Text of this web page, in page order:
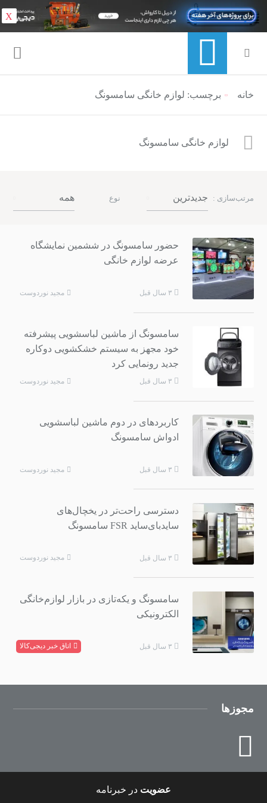
منوی ناوبری خرده نان
خانه برچسب: لوازم خانگی سامسونگ
لوازم خانگی سامسونگ
مرتب‌سازی : جدیدترین نوع همه
حضور سامسونگ در ششمین نمایشگاه
عرضه لوازم خانگی
۳ سال قبل مجید نوردوست
سامسونگ از ماشین لباسشویی پیشرفته
خود مجهز به سیستم خشکشویی دوکاره
جدید رونمایی کرد
۳ سال قبل مجید نوردوست
کاربردهای در دوم ماشین لباسشویی
ادواش سامسونگ
۳ سال قبل مجید نوردوست
دسترسی راحت‌تر در یخچال‌های
سایدبای‌ساید FSR سامسونگ
۳ سال قبل مجید نوردوست
سامسونگ و یکه‌تازی در بازار لوازم‌خانگی
الکترونیکی
۳ سال قبل اتاق خبر دیجی‌کالا
مجوزها
عضویت در خبرنامه
X